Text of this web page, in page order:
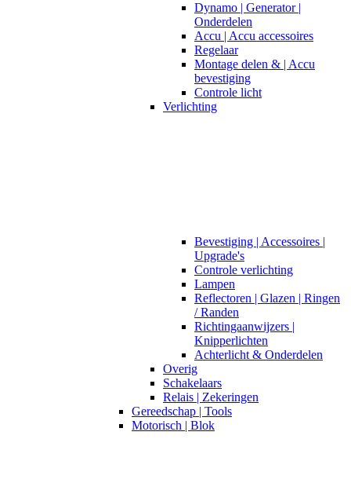
Dynamo | Generator |
Onderdelen
Accu | Accu accessoires
Regelaar
Montage delen & | Accu
bevestiging
Controle licht
Verlichting
Bevestiging | Accessoires |
Upgrade's
Controle verlichting
Lampen
Reflectoren | Glazen | Ringen
/ Randen
Richtingaanwijzers |
Knipperlichten
Achterlicht & Onderdelen
Overig
Schakelaars
Relais | Zekeringen
Gereedschap | Tools
Motorisch | Blok